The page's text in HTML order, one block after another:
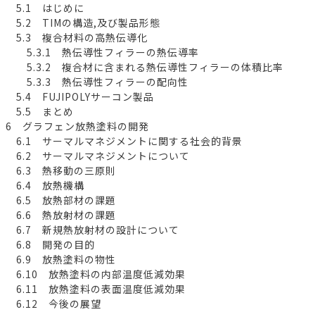
5.1 はじめに
5.2 TIMの構造,及び製品形態
5.3 複合材料の高熱伝導化
5.3.1 熱伝導性フィラーの熱伝導率
5.3.2 複合材に含まれる熱伝導性フィラーの体積比率
5.3.3 熱伝導性フィラーの配向性
5.4 FUJIPOLYサーコン製品
5.5 まとめ
6 グラフェン放熱塗料の開発
6.1 サーマルマネジメントに関する社会的背景
6.2 サーマルマネジメントについて
6.3 熱移動の三原則
6.4 放熱機構
6.5 放熱部材の課題
6.6 熱放射材の課題
6.7 新規熱放射材の設計について
6.8 開発の目的
6.9 放熱塗料の物性
6.10 放熱塗料の内部温度低減効果
6.11 放熱塗料の表面温度低減効果
6.12 今後の展望